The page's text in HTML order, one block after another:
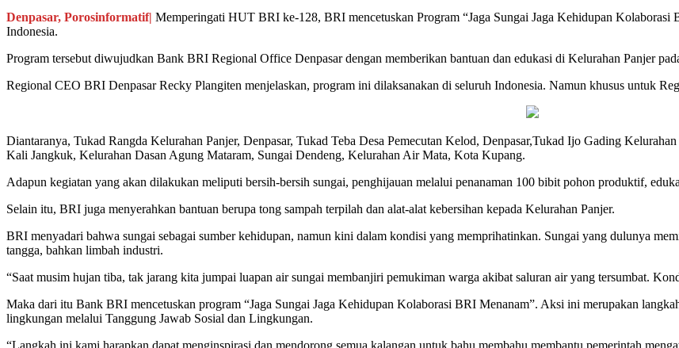
Denpasar, Porosinformatif| Memperingati HUT BRI ke-128, BRI mencetuskan Program “Jaga Sungai Jaga Kehidupan
Indonesia.
Program tersebut diwujudkan Bank BRI Regional Office Denpasar dengan memberikan bantuan dan edukasi di Kelurahan Panjer
Regional CEO BRI Denpasar Recky Plangiten menjelaskan, program ini dilaksanakan di seluruh Indonesia. Namun khusus untuk
Diantaranya, Tukad Rangda Kelurahan Panjer, Denpasar, Tukad Teba Desa Pemecutan Kelod, Denpasar,Tukad Ijo Gading
Kali Jangkuk, Kelurahan Dasan Agung Mataram, Sungai Dendeng, Kelurahan Air Mata, Kota Kupang.
Adapun kegiatan yang akan dilakukan meliputi bersih-bersih sungai, penghijauan melalui penanaman 100 bibit pohon produktif,
Selain itu, BRI juga menyerahkan bantuan berupa tong sampah terpilah dan alat-alat kebersihan kepada Kelurahan Panjer.
BRI menyadari bahwa sungai sebagai sumber kehidupan, namun kini dalam kondisi yang memprihatinkan. Sungai yang dulunya
tangga, bahkan limbah industri.
“Saat musim hujan tiba, tak jarang kita jumpai luapan air sungai membanjiri pemukiman warga akibat saluran air yang tersumbat.
Maka dari itu Bank BRI mencetuskan program “Jaga Sungai Jaga Kehidupan Kolaborasi BRI Menanam”. Aksi ini merupakan
lingkungan melalui Tanggung Jawab Sosial dan Lingkungan.
“Langkah ini kami harapkan dapat menginspirasi dan mendorong semua kalangan untuk bahu membahu membantu pemerintah